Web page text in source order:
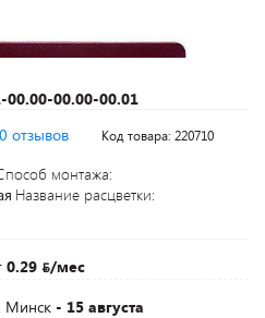
00.00-00.00-00.01
0 отзывов Код товара: 220710
монтажа:
Название расцветки:
0.29
/мес
Минск - 15 августа